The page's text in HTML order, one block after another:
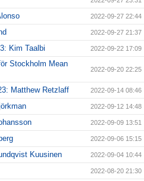
2022-09-27 22:44
2022-09-27 21:37
Kim Taalbi 2022-09-22 17:09
Stockholm Mean
2022-09-20 22:25
Matthew Retzlaff 2022-09-14 08:46
2022-09-12 14:48
2022-09-09 13:51
2022-09-06 15:15
Kuusinen 2022-09-04 10:44
2022-08-20 21:30